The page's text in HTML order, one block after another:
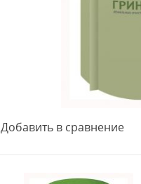
Добавить в сравнение